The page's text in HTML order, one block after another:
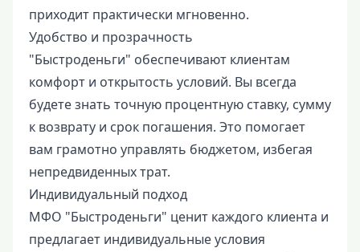
приходит практически мгновенно.
Удобство и прозрачность
"Быстроденьги" обеспечивают клиентам
комфорт и открытость условий. Вы всегда
будете знать точную процентную ставку, сумму
к возврату и срок погашения. Это помогает
вам грамотно управлять бюджетом, избегая
непредвиденных трат.
Индивидуальный подход
МФО "Быстроденьги" ценит каждого клиента и
предлагает индивидуальные условия